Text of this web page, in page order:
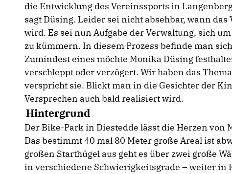
die Entwicklung des Vereinssports in
sagt Düsing. Leider sei nicht absehbar, wann
wird. Es sei nun Aufgabe der Verwaltung, sich
zu kümmern. In diesem Prozess befinde man
Zumindest eines möchte Monika Düsing
verschleppt oder verzögert. Wir haben das
verspricht sie. Blickt man in die Gesichter der
Versprechen auch bald realisiert wird.
Hintergrund
Der Bike-Park in Diestedde lässt die Herzen von
Das bestimmt 40 mal 80 Meter große Areal ist
großen Starthügel aus geht es über zwei große
in verschiedene Schwierigkeitsgrade – weiter in